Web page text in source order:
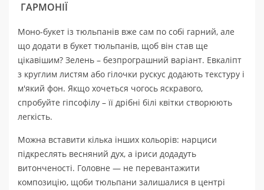
ГАРМОНІЇ
Моно-букет із тюльпанів вже сам по собі гарний, але
що додати в букет тюльпанів, щоб він став ще
цікавішим? Зелень – безпрограшний варіант. Евкаліпт
з круглим листям або гілочки рускус додають текстуру і
м'який фон. Якщо хочеться чогось яскравого,
спробуйте гіпсофілу – її дрібні білі квітки створюють
легкість.
Можна вставити кілька інших кольорів: нарциси
підкреслять весняний дух, а іриси додадуть
витонченості. Головне — не перевантажити
композицію, щоби тюльпани залишалися в центрі